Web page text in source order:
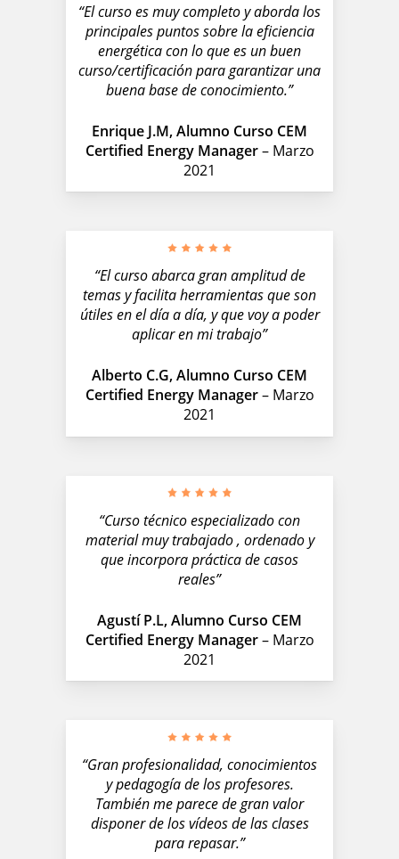
“El curso es muy completo y aborda los
principales puntos sobre la eficiencia
energética con lo que es un buen
curso/certificación para garantizar una
buena base de conocimiento.”
Enrique J.M, Alumno Curso CEM
Certified Energy Manager– Marzo
2021
“El curso abarca gran amplitud de
temas y facilita herramientas que son
útiles en el día a día, y que voy a poder
aplicar en mi trabajo”
Alberto C.G, Alumno Curso CEM
Certified Energy Manager– Marzo
2021
“Curso técnico especializado con
material muy trabajado , ordenado y
que incorpora práctica de casos
reales”
Agustí P.L, Alumno Curso CEM
Certified Energy Manager– Marzo
2021
“Gran profesionalidad, conocimientos
y pedagogía de los profesores.
También me parece de gran valor
disponer de los vídeos de las clases
para repasar.”